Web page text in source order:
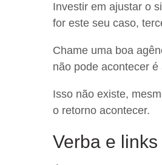
Investir em ajustar o
for este seu caso,
Chame uma boa
não pode acontecer
Isso não existe,
o retorno acontecer.
Verba e